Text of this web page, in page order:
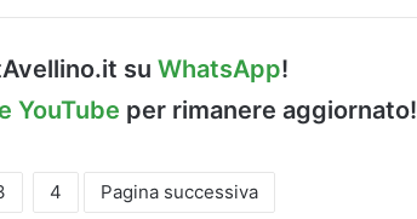
su WhatsApp!
YouTube per rimanere aggiornato!
4 Pagina successiva